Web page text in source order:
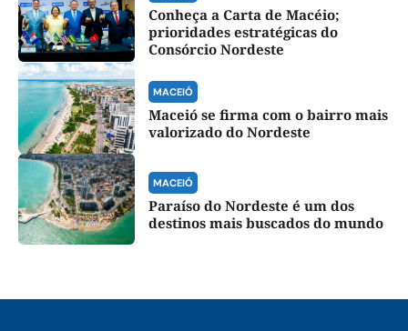
Conheça a Carta de Macéio;
prioridades estratégicas do
Consórcio Nordeste
MACEIÓ
Maceió se firma com o bairro mais
valorizado do Nordeste
MACEIÓ
Paraíso do Nordeste é um dos
destinos mais buscados do mundo